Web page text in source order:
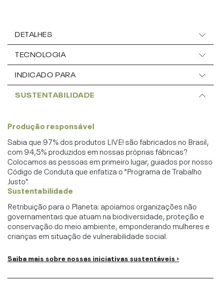
DETALHES
TECNOLOGIA
INDICADO PARA
SUSTENTABILIDADE
Produção responsável
Sabia que 97% dos produtos LIVE! são fabricados no Brasil,
com 94,5% produzidos em nossas próprias fábricas?
Colocamos as pessoas em primeiro lugar, guiados por nosso
Código de Conduta que enfatiza o "Programa de Trabalho
Justo".
Sustentabilidade
Retribuição para o Planeta: apoiamos organizações não
governamentais que atuam na biodiversidade, proteção e
conservação do meio ambiente, emponderando mulheres e
crianças em situação de vulnerabilidade social.
Saiba mais sobre nossas iniciativas sustentáveis ›